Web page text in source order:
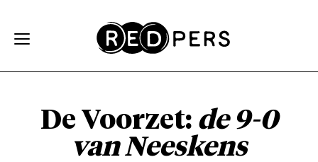
De Voorzet: de 9-0
van Neeskens